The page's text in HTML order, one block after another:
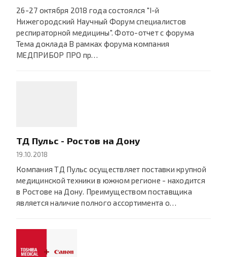
26-27 октября 2018 года состоялся "I-й
Нижегородский Научный Форум специалистов
респираторной медицины". Фото-отчет с форума
Тема доклада В рамках форума компания
МЕДПРИБОР ПРО пр…
ТД Пульс - Ростов на Дону
19.10.2018
Компания ТД Пульс осуществляет поставки крупной
медицинской техники в южном регионе - находится
в Ростове на Дону. Преимуществом поставщика
является наличие полного ассортимента о…